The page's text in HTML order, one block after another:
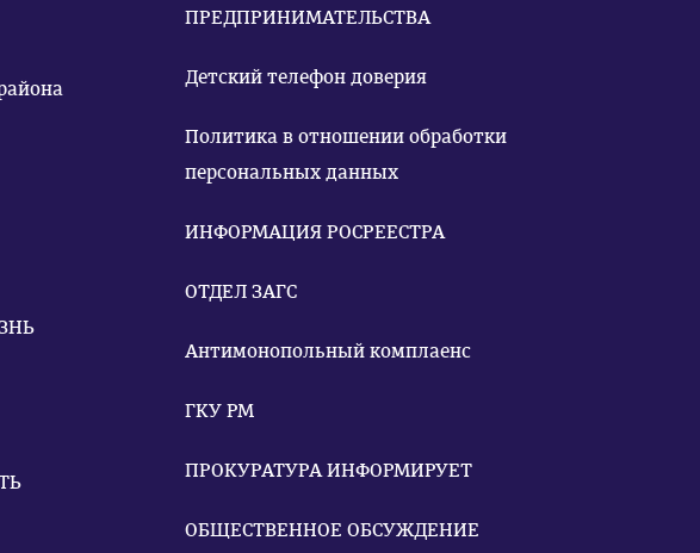
ПРЕДПРИНИМАТЕЛЬСТВА
Детский телефон доверия
Политика в отношении обработки
персональных данных
ИНФОРМАЦИЯ РОСРЕЕСТРА
ОТДЕЛ ЗАГС
Антимонопольный комплаенс
ГКУ РМ
ПРОКУРАТУРА ИНФОРМИРУЕТ
ОБЩЕСТВЕННОЕ ОБСУЖДЕНИЕ